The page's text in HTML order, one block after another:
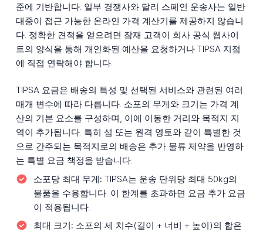
준에 기반합니다. 일부 경쟁사와 달리 스페인 운송사는 일반
대중이 접근 가능한 온라인 가격 계산기를 제공하지 않습니
다. 정확한 견적을 얻으려면 잠재 고객이 회사 공식 웹사이
트의 양식을 통해 개인화된 예산을 요청하거나 TIPSA 지점
에 직접 연락해야 합니다.
TIPSA 요금은 배송의 특성 및 선택된 서비스와 관련된 여러
매개 변수에 따라 다릅니다. 소포의 무게와 크기는 가격 계
산의 기본 요소를 구성하며, 이에 이동한 거리와 목적지 지
역이 추가됩니다. 특히 섬 또는 원격 영토와 같이 특별한 것
으로 간주되는 목적지로의 배송은 추가 물류 제약을 반영하
는 특별 요금 책정을 받습니다.
소포당 최대 무게: TIPSA는 운송 단위당 최대 50kg의
물품을 수용합니다. 이 한계를 초과하면 요금 추가 요금
이 적용됩니다.
최대 크기: 소포의 세 치수(길이 + 너비 + 높이)의 합은